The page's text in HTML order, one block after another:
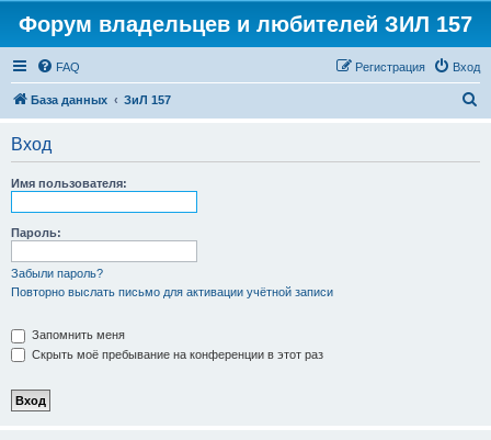
Форум владельцев и любителей ЗИЛ 157
FAQ Вход
Регистрация
База данных ЗиЛ 157
Вход
Имя пользователя:
Пароль:
Забыли пароль?
Повторно выслать письмо для активации учётной записи
Запомнить меня
Скрыть моё пребывание на конференции в этот раз